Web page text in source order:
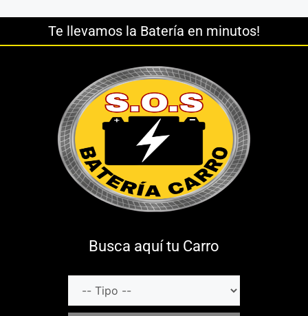
Te llevamos la Batería en minutos!
Busca aquí tu Carro